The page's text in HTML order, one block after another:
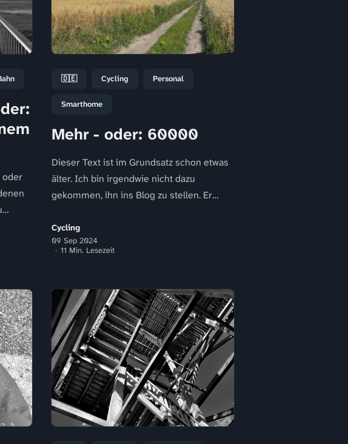
oder
🇩🇪 Cycling Personal
Smarthome
Mehr - oder: 60000
Dieser Text ist im Grundsatz schon etwas
älter. Ich bin irgendwie nicht dazu
gekommen, ihn ins Blog zu stellen. Er
nächsten...
Cycling
09 Sep 2024
11 Min. Lesezeit